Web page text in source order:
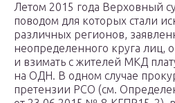
Летом 2015 года Верховный
поводом для которых стали
различных регионов,
неопределенного круга лиц,
и взимать с жителей МКД
на ОДН. В одном случае
претензии РСО (см.